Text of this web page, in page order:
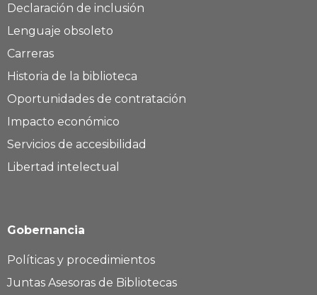
Declaración de inclusión
Lenguaje obsoleto
Carreras
Historia de la biblioteca
Oportunidades de contratación
Impacto económico
Servicios de accesibilidad
Libertad intelectual
Gobernancia
Políticas y procedimientos
Juntas Asesoras de Bibliotecas